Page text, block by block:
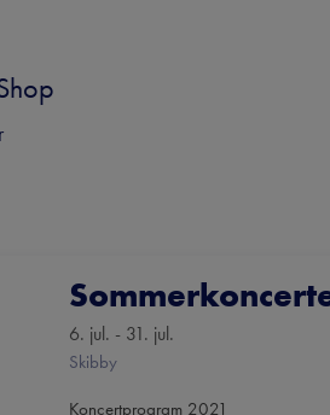
6. jul. - 31. jul.
Skibby
Koncertprogram 2021